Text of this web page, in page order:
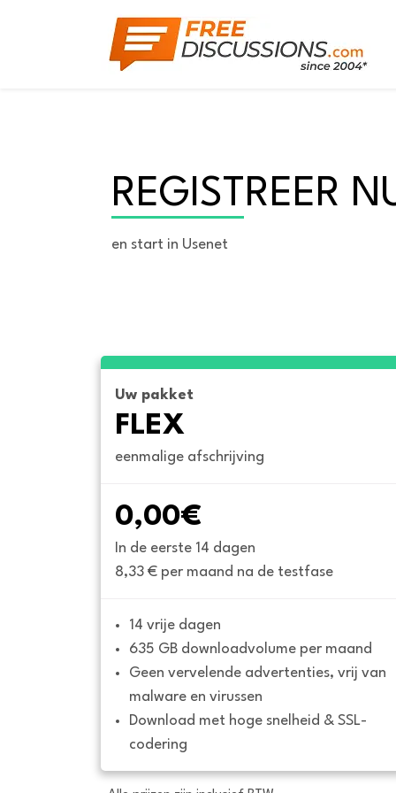
REGISTREER
en start in Usenet
Uw pakket
FLEX
eenmalige afschrijving
0,00€
In de eerste 14 dagen
8,33 € per maand na de testfase
14 vrije dagen
635 GB downloadvolume per maand
Geen vervelende advertenties, vrij van
malware en virussen
Download met hoge snelheid & SSL-
codering